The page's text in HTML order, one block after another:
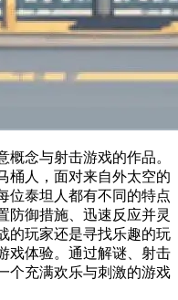
念与射击游戏的作品。
桶人，面对来自外太空的
位泰坦人都有不同的特点
防御措施、迅速反应并灵
的玩家还是寻找乐趣的玩
戏体验。通过解谜、射击
个充满欢乐与刺激的游戏